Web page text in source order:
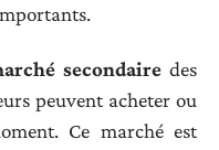
secondairedes
peuvent acheter ou
Ce marché est